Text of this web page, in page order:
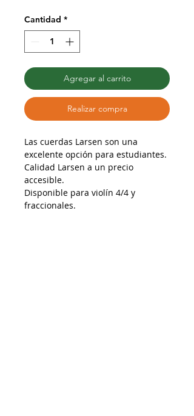
Cantidad *
Agregar al carrito
Realizar compra
Las cuerdas Larsen son una
excelente opción para estudiantes.
Calidad Larsen a un precio
accesible.
Disponible para violín 4/4 y
fraccionales.